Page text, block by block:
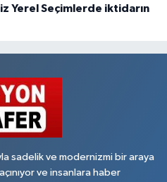
Yerel Seçimlerde iktidarın
sadelik ve modernizmi bir araya
ve insanlara haber